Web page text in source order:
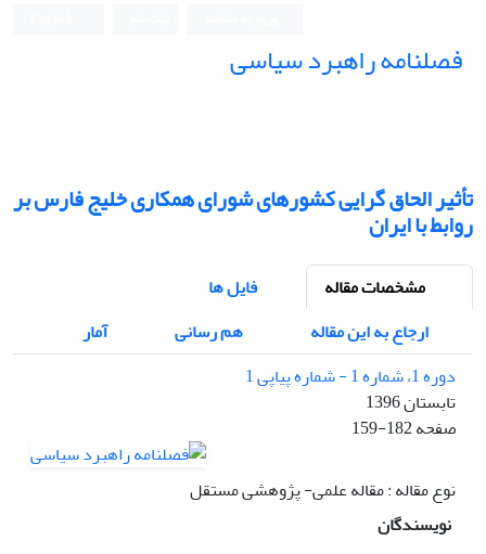
فصلنامه راهبرد سیاسی
تأثیر الحاق گرایی کشورهای شورای همکاری خلیج فارس بر
روابط با ایران
مشخصات مقاله
فایل ها
ارجاع به این مقاله
هم رسانی
آمار
دوره 1، شماره 1 - شماره پیاپی 1
تابستان 1396
صفحه159-182
نوع مقاله : مقاله علمی- پژوهشی مستقل
نویسندگان